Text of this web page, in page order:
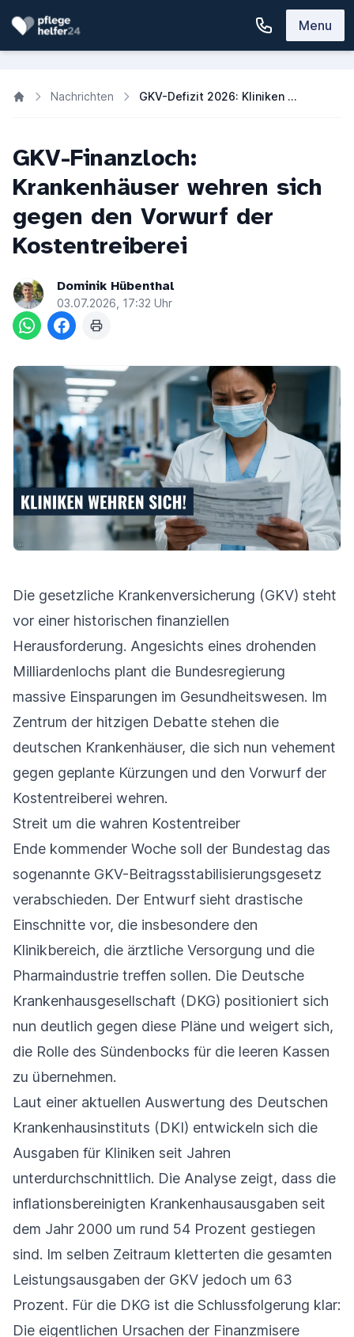
Menu
Nachrichten GKV-Defizit 2026: Kliniken und Krankenkassen im Milliardenstreit
GKV-Finanzloch:
Krankenhäuser wehren sich
gegen den Vorwurf der
Kostentreiberei
Dominik Hübenthal
03.07.2026, 17:32 Uhr
Die gesetzliche Krankenversicherung (GKV) steht
vor einer historischen finanziellen
Herausforderung. Angesichts eines drohenden
Milliardenlochs plant die Bundesregierung
massive Einsparungen im Gesundheitswesen. Im
Zentrum der hitzigen Debatte stehen die
deutschen Krankenhäuser, die sich nun vehement
gegen geplante Kürzungen und den Vorwurf der
Kostentreiberei wehren.
Streit um die wahren Kostentreiber
Ende kommender Woche soll der Bundestag das
sogenannte GKV-Beitragsstabilisierungsgesetz
verabschieden. Der Entwurf sieht drastische
Einschnitte vor, die insbesondere den
Klinikbereich, die ärztliche Versorgung und die
Pharmaindustrie treffen sollen. Die Deutsche
Krankenhausgesellschaft (DKG) positioniert sich
nun deutlich gegen diese Pläne und weigert sich,
die Rolle des Sündenbocks für die leeren Kassen
zu übernehmen.
Laut einer aktuellen Auswertung des Deutschen
Krankenhausinstituts (DKI) entwickeln sich die
Ausgaben für Kliniken seit Jahren
unterdurchschnittlich. Die Analyse zeigt, dass die
inflationsbereinigten Krankenhausausgaben seit
dem Jahr 2000 um rund 54 Prozent gestiegen
sind. Im selben Zeitraum kletterten die gesamten
Leistungsausgaben der GKV jedoch um 63
Prozent. Für die DKG ist die Schlussfolgerung klar:
Die eigentlichen Ursachen der Finanzmisere